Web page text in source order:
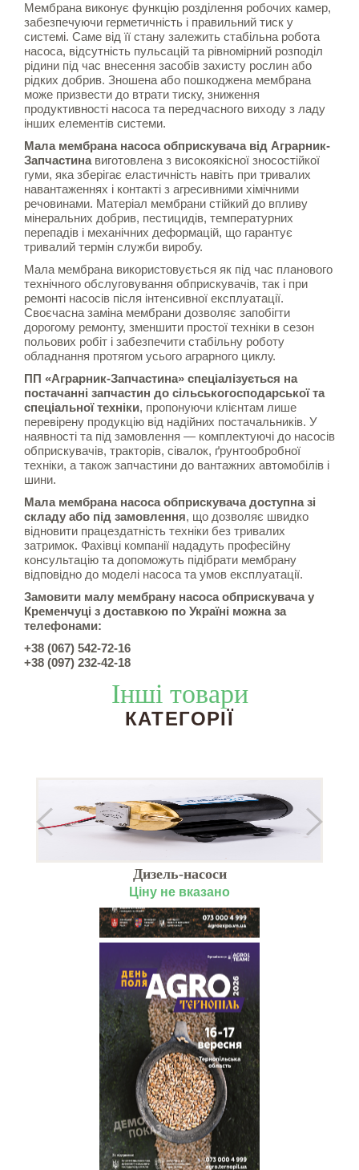
Мембрана виконує функцію розділення робочих камер,
забезпечуючи герметичність і правильний тиск у
системі. Саме від її стану залежить стабільна робота
насоса, відсутність пульсацій та рівномірний розподіл
рідини під час внесення засобів захисту рослин або
рідких добрив. Зношена або пошкоджена мембрана
може призвести до втрати тиску, зниження
продуктивності насоса та передчасного виходу з ладу
інших елементів системи.
Мала мембрана насоса обприскувача від Аграрник-
Запчастинавиготовлена з високоякісної зносостійкої
гуми, яка зберігає еластичність навіть при тривалих
навантаженнях і контакті з агресивними хімічними
речовинами. Матеріал мембрани стійкий до впливу
мінеральних добрив, пестицидів, температурних
перепадів і механічних деформацій, що гарантує
тривалий термін служби виробу.
Мала мембрана використовується як під час планового
технічного обслуговування обприскувачів, так і при
ремонті насосів після інтенсивної експлуатації.
Своєчасна заміна мембрани дозволяє запобігти
дорогому ремонту, зменшити простої техніки в сезон
польових робіт і забезпечити стабільну роботу
обладнання протягом усього аграрного циклу.
ПП «Аграрник-Запчастина» спеціалізується на
постачанні запчастин до сільськогосподарської та
спеціальної техніки, пропонуючи клієнтам лише
перевірену продукцію від надійних постачальників. У
наявності та під замовлення — комплектуючі до насосів
обприскувачів, тракторів, сівалок, ґрунтообробної
техніки, а також запчастини до вантажних автомобілів і
шини.
Мала мембрана насоса обприскувача доступна зі
складу або під замовлення, що дозволяє швидко
відновити працездатність техніки без тривалих
затримок. Фахівці компанії нададуть професійну
консультацію та допоможуть підібрати мембрану
відповідно до моделі насоса та умов експлуатації.
Замовити малу мембрану насоса обприскувача у
Кременчуці з доставкою по Україні можна за
телефонами:
+38 (067) 542-72-16
+38 (097) 232-42-18
Інші товари
КАТЕГОРІЇ
Дизель-насоси
Ціну не вказано